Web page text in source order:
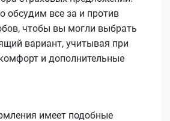
обсудим все за и против
чтобы вы могли выбрать
вариант, учитывая при
и дополнительные
имеет подобные